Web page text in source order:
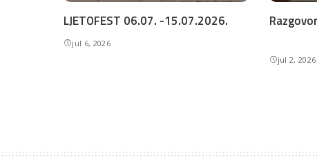
LJETOFEST 06.07. -15.07.2026.
jul 6, 2026
jul 2, 2026